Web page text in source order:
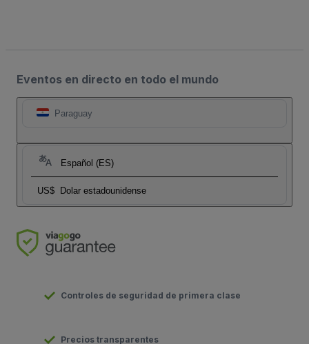
Eventos en directo en todo el mundo
Paraguay
Español (ES)
US$ Dolar estadounidense
Controles de seguridad de primera clase
Precios transparentes